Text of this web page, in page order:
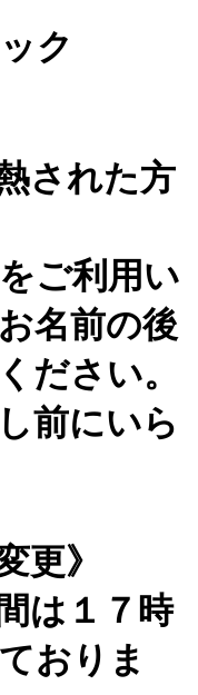
ク
された方
ご利用い
名前の後
ださい。
前にいら
更》
は１７時
おりま